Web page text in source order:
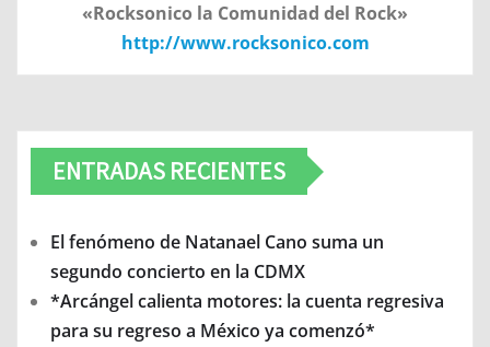
«Rocksonico la Comunidad del Rock»
http://www.rocksonico.com
ENTRADAS RECIENTES
El fenómeno de Natanael Cano suma un
segundo concierto en la CDMX
*Arcángel calienta motores: la cuenta regresiva
para su regreso a México ya comenzó*